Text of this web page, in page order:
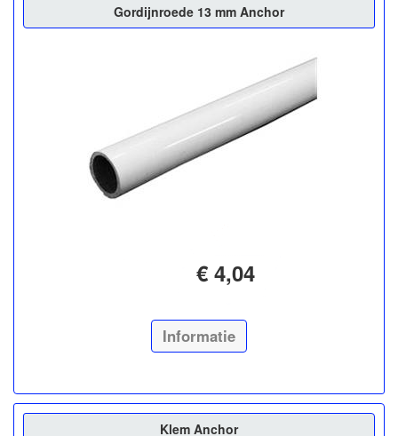
Gordijnroede 13 mm Anchor
€ 4,04
Informatie
Klem Anchor